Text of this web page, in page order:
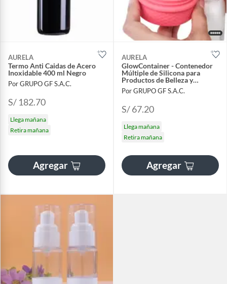
AURELA
Termo Anti Caidas de Acero
Inoxidable 400 ml Negro
Por GRUPO GF S.A.C.
S/ 182.70
Llega mañana
Retira mañana
Agregar
AURELA
GlowContainer - Contenedor
Múltiple de Silicona para
Productos de Belleza y
Cosméticos
Por GRUPO GF S.A.C.
S/ 67.20
Llega mañana
Retira mañana
Agregar